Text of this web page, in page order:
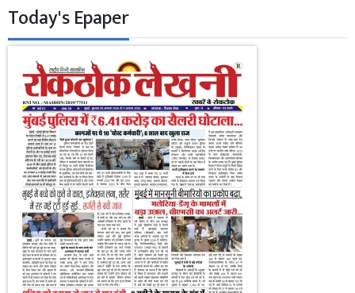
Today's Epaper